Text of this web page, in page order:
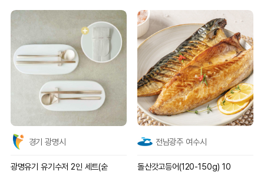
경기 광명시
광명유기 유기수저 2인 세트(숟
전남광주 여수시
돌산갓고등어(120-150g) 10